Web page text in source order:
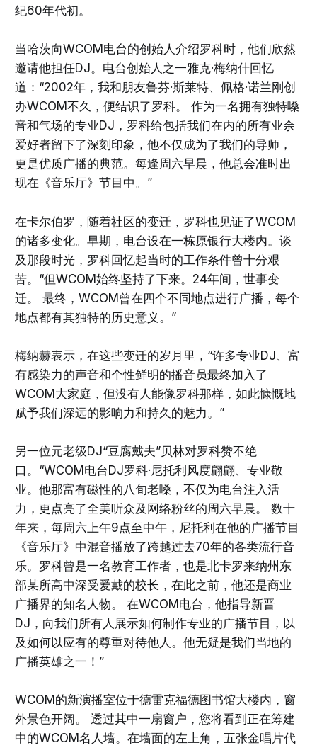
纪60年代初。
当哈茨向WCOM电台的创始人介绍罗科时，他们欣然
邀请他担任DJ。电台创始人之一雅克·梅纳什回忆
道：“2002年，我和朋友鲁芬·斯莱特、佩格·诺兰刚创
办WCOM不久，便结识了罗科。 作为一名拥有独特嗓
音和气场的专业DJ，罗科给包括我们在内的所有业余
爱好者留下了深刻印象，他不仅成为了我们的导师，
更是优质广播的典范。每逢周六早晨，他总会准时出
现在《音乐厅》节目中。”
在卡尔伯罗，随着社区的变迁，罗科也见证了WCOM
的诸多变化。早期，电台设在一栋原银行大楼内。谈
及那段时光，罗科回忆起当时的工作条件曾十分艰
苦。“但WCOM始终坚持了下来。24年间，世事变
迁。 最终，WCOM曾在四个不同地点进行广播，每个
地点都有其独特的历史意义。”
梅纳赫表示，在这些变迁的岁月里，“许多专业DJ、富
有感染力的声音和个性鲜明的播音员最终加入了
WCOM大家庭，但没有人能像罗科那样，如此慷慨地
赋予我们深远的影响力和持久的魅力。”
另一位元老级DJ“豆腐戴夫”贝林对罗科赞不绝
口。“WCOM电台DJ罗科·尼托利风度翩翩、专业敬
业。他那富有磁性的八旬老嗓，不仅为电台注入活
力，更点亮了全美听众及网络粉丝的周六早晨。 数十
年来，每周六上午9点至中午，尼托利在他的广播节目
《音乐厅》中混音播放了跨越过去70年的各类流行音
乐。罗科曾是一名教育工作者，也是北卡罗来纳州东
部某所高中深受爱戴的校长，在此之前，他还是商业
广播界的知名人物。 在WCOM电台，他指导新晋
DJ，向我们所有人展示如何制作专业的广播节目，以
及如何以应有的尊重对待他人。他无疑是我们当地的
广播英雄之一！”
WCOM的新演播室位于德雷克福德图书馆大楼内，窗
外景色开阔。 透过其中一扇窗户，您将看到正在筹建
中的WCOM名人墙。在墙面的左上角，五张金唱片代